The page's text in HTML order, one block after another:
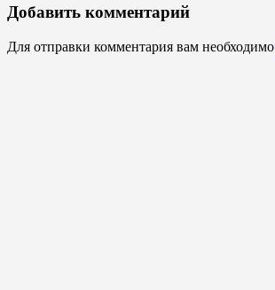
Добавить комментарий
Для отправки комментария вам необходимо